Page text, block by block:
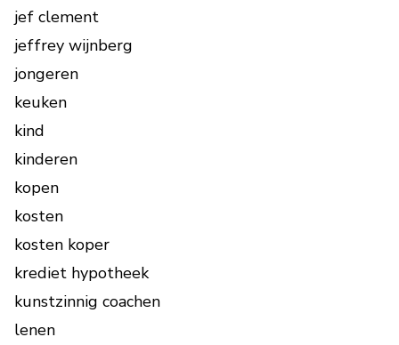
jef clement
jeffrey wijnberg
jongeren
keuken
kind
kinderen
kopen
kosten
kosten koper
krediet hypotheek
kunstzinnig coachen
lenen